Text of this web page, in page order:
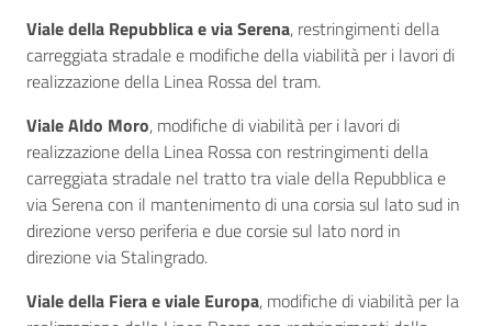
Viale della Repubblica e via Serena, restringimenti della
carreggiata stradale e modifiche della viabilità per i lavori di
realizzazione della Linea Rossa del tram.
Viale Aldo Moro, modifiche di viabilità per i lavori di
realizzazione della Linea Rossa con restringimenti della
carreggiata stradale nel tratto tra viale della Repubblica e
via Serena con il mantenimento di una corsia sul lato sud in
direzione verso periferia e due corsie sul lato nord in
direzione via Stalingrado.
Viale della Fiera e viale Europa, modifiche di viabilità per la